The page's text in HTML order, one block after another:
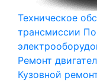
Техническое
трансмиссии
Ремонт
Кузовной